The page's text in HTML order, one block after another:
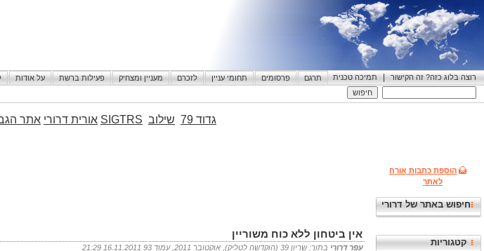
רוצה בלוג כזה? זה הקישור | תמיכה טכנית תרגם פרסומים תחומי עניין לזכרם מעניין ומצחיק פעילות ברשת על אודות
הוספת כתבות אורח
לאתר
חיפוש באתר של דרורי
קטגוריות
גדוד 79 שילוב SIGTRS אורית דרורי אתר
אין ביטחון ללא כוח משוריין
עפר דרורי בתוך: שריון 39 (הוקדשה לטליק), אוקטובר 2011, עמוד 93 16.11.2011 21:29